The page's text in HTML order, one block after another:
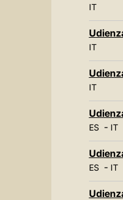
IT
IT
IT
ES- IT
ES- IT